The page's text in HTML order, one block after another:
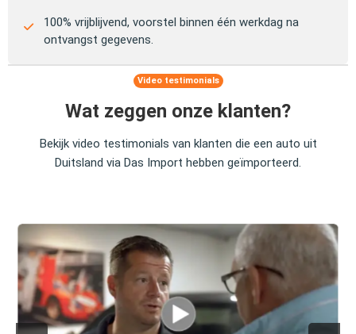
100% vrijblijvend, voorstel binnen één werkdag na
ontvangst gegevens.
Video testimonials
Wat zeggen onze klanten?
Bekijk video testimonials van klanten die een auto uit
Duitsland via Das Import hebben geïmporteerd.